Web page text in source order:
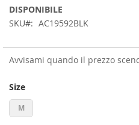
DISPONIBILE
SKU
AC19592BLK
Avvisami quando il prezzo
Size
M